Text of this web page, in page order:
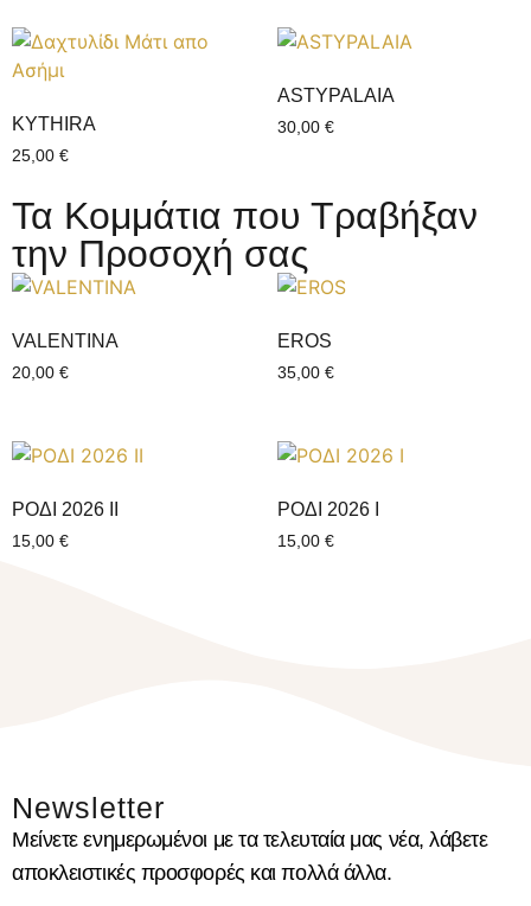
KYTHIRA
25,00 €
ASTYPALAIA
30,00 €
Τα Κομμάτια που Τραβήξαν
την Προσοχή σας
VALENTINΑ
20,00 €
EROS
35,00 €
ΡΟΔΙ 2026 ΙI
15,00 €
ΡΟΔΙ 2026 Ι
15,00 €
Newsletter
Μείνετε ενημερωμένοι με τα τελευταία μας νέα, λάβετε
αποκλειστικές προσφορές και πολλά άλλα.